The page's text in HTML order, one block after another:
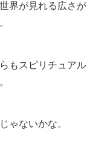
界が見れる広さが
もスピリチュアル
ゃないかな。